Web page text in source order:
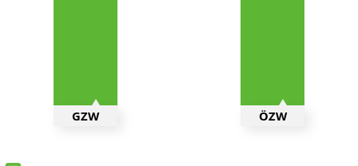
GZW ÖZW